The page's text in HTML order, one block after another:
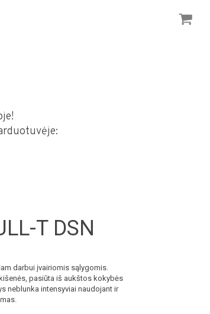
T DSN
darbui įvairiomis sąlygomis.
pasiūta iš aukštos kokybės
neblunka intensyviai naudojant ir